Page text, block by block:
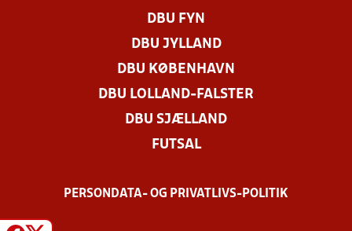
DBU FYN
DBU JYLLAND
DBU KØBENHAVN
DBU LOLLAND-FALSTER
DBU SJÆLLAND
FUTSAL
PERSONDATA- OG PRIVATLIVS-POLITIK